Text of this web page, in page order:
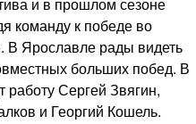
и в прошлом сезоне
команду к победе во
В Ярославле рады видеть
больших побед. В
Сергей Звягин,
и Георгий Кошель.